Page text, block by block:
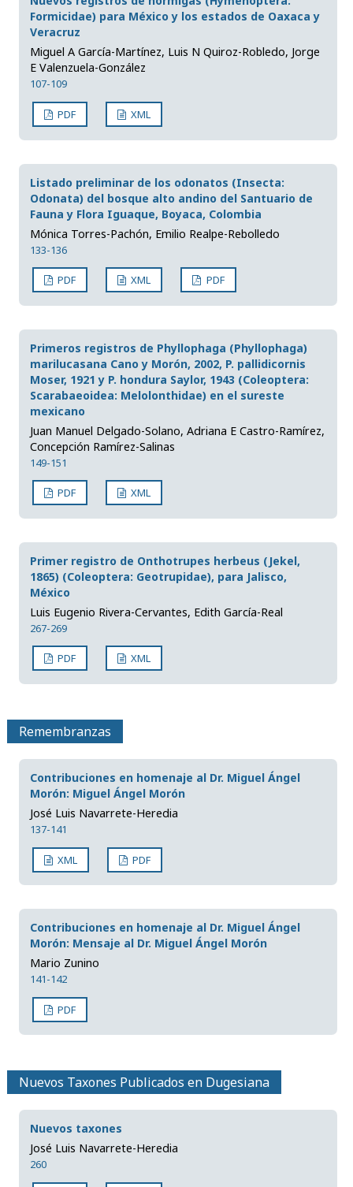
Formicidae) para México y los estados de Oaxaca y
Veracruz
Miguel A García-Martínez, Luis N Quiroz-Robledo, Jorge
E Valenzuela-González
107-109
PDF XML
Listado preliminar de los odonatos (Insecta:
Odonata) del bosque alto andino del Santuario de
Fauna y Flora Iguaque, Boyaca, Colombia
Mónica Torres-Pachón, Emilio Realpe-Rebolledo
133-136
PDF XML PDF
Primeros registros de Phyllophaga (Phyllophaga)
marilucasana Cano y Morón, 2002, P. pallidicornis
Moser, 1921 y P. hondura Saylor, 1943 (Coleoptera:
Scarabaeoidea: Melolonthidae) en el sureste
mexicano
Juan Manuel Delgado-Solano, Adriana E Castro-Ramírez,
Concepción Ramírez-Salinas
149-151
PDF XML
Primer registro de Onthotrupes herbeus (Jekel,
1865) (Coleoptera: Geotrupidae), para Jalisco,
México
Luis Eugenio Rivera-Cervantes, Edith García-Real
267-269
PDF XML
Remembranzas
Contribuciones en homenaje al Dr. Miguel Ángel
Morón: Miguel Ángel Morón
José Luis Navarrete-Heredia
137-141
XML PDF
Contribuciones en homenaje al Dr. Miguel Ángel
Morón: Mensaje al Dr. Miguel Ángel Morón
Mario Zunino
141-142
PDF
Nuevos Taxones Publicados en Dugesiana
Nuevos taxones
José Luis Navarrete-Heredia
260